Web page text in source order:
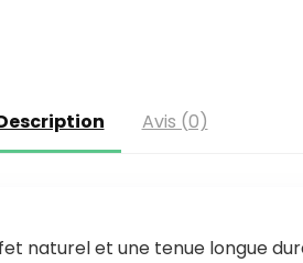
Avis (0)
et une tenue longue